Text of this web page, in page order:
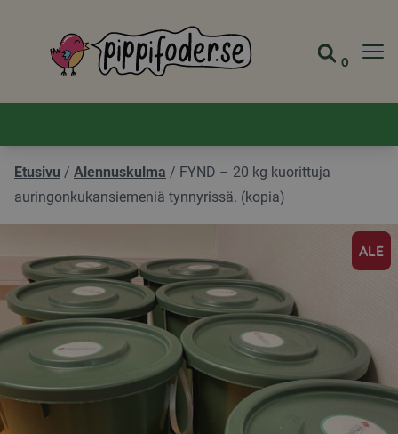
Pippifoder logo Siirry
0
Etusivu / Alennuskulma / FYND – 20 kg kuorittuja
auringonkukansiemeniä tynnyrissä. (kopia)
ALE